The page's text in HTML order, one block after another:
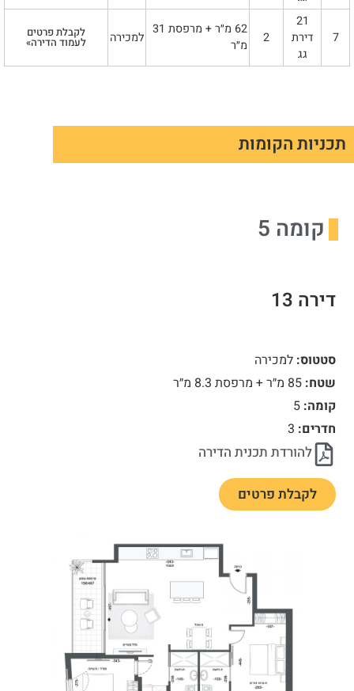
7
21
דירת
גג
2
62 מ״ר + מרפסת 31
מ״ר
למכירה לקבלת פרטים
לעמוד הדירה»
תכניות הקומות
קומה 5
דירה 13
סטטוס: למכירה
שטח: 85 מ״ר + מרפסת 8.3 מ״ר
קומה: 5
חדרים: 3
להורדת תכנית הדירה
לקבלת פרטים